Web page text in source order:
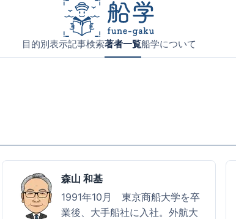
目的別表示記事検索著者一覧船学について
森山 和基
1991年10月 東京商船大学を卒
業後、大手船社に入社。外航大